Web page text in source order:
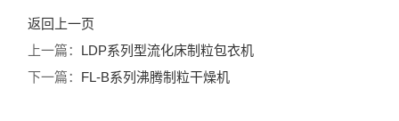
返回上一页
上一篇： LDP系列型流化床制粒包衣机
下一篇： FL-B系列沸腾制粒干燥机